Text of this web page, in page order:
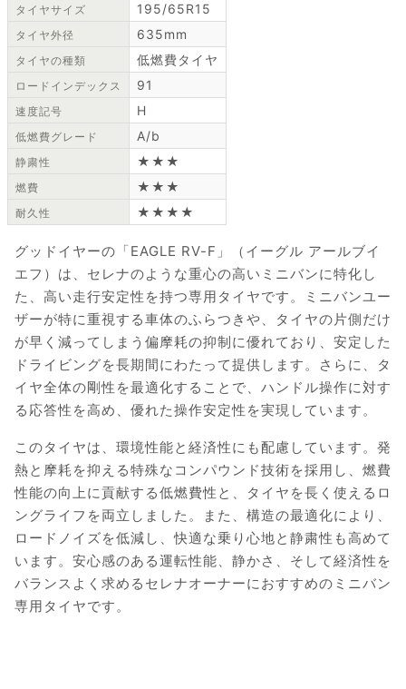
タイヤサイズ 195/65R15
タイヤ外径 635mm
タイヤの種類 低燃費タイヤ
ロードインデックス 91
速度記号 H
低燃費グレード A/b
静粛性 ★★★
燃費 ★★★
耐久性 ★★★★
グッドイヤーの「EAGLE RV-F」（イーグル アールブイ
エフ）は、セレナのような重心の高いミニバンに特化し
た、高い走行安定性を持つ専用タイヤです。ミニバンユー
ザーが特に重視する車体のふらつきや、タイヤの片側だけ
が早く減ってしまう偏摩耗の抑制に優れており、安定した
ドライビングを長期間にわたって提供します。さらに、タ
イヤ全体の剛性を最適化することで、ハンドル操作に対す
る応答性を高め、優れた操作安定性を実現しています。
このタイヤは、環境性能と経済性にも配慮しています。発
熱と摩耗を抑える特殊なコンパウンド技術を採用し、燃費
性能の向上に貢献する低燃費性と、タイヤを長く使えるロ
ングライフを両立しました。また、構造の最適化により、
ロードノイズを低減し、快適な乗り心地と静粛性も高めて
います。安心感のある運転性能、静かさ、そして経済性を
バランスよく求めるセレナオーナーにおすすめのミニバン
専用タイヤです。